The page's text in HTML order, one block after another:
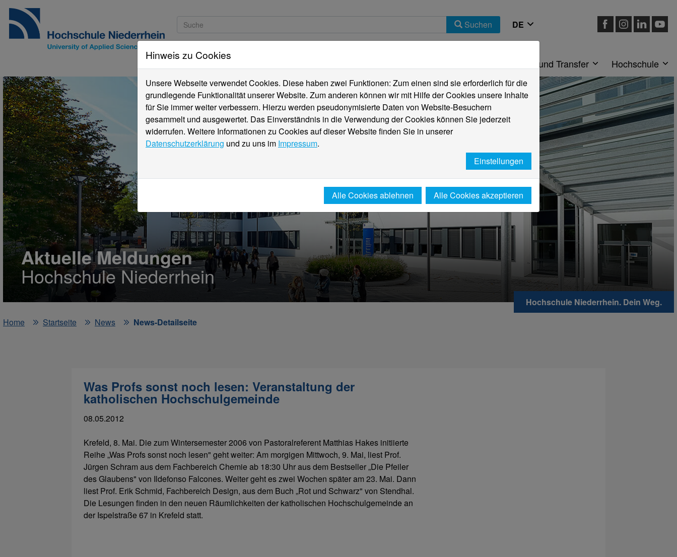
Suchen
Studieninteressierte Forschung und Transfer Hochschule
Aktuelle Meldungen
Hochschule Niederrhein
Hochschule Niederrhein. Dein Weg.
Home
Startseite News News-Detailseite
Was Profs sonst noch lesen: Veranstaltung der
katholischen Hochschulgemeinde
08.05.2012
Krefeld, 8. Mai. Die zum Wintersemester 2006 von Pastoralreferent Matthias Hakes initiierte
Reihe „Was Profs sonst noch lesen" geht weiter: Am morgigen Mittwoch, 9. Mai, liest Prof.
Jürgen Schram aus dem Fachbereich Chemie ab 18:30 Uhr aus dem Bestseller „Die Pfeiler
des Glaubens" von Ildefonso Falcones. Weiter geht es zwei Wochen später am 23. Mai. Dann
liest Prof. Erik Schmid, Fachbereich Design, aus dem Buch „Rot und Schwarz" von Stendhal.
Die Lesungen finden in den neuen Räumlichkeiten der katholischen Hochschulgemeinde an
der Ispelstraße 67 in Krefeld statt.
Hinweis zu Cookies
Unsere Webseite verwendet Cookies. Diese haben zwei Funktionen: Zum einen sind sie erforderlich für die
grundlegende Funktionalität unserer Website. Zum anderen können wir mit Hilfe der Cookies unsere Inhalte
für Sie immer weiter verbessern. Hierzu werden pseudonymisierte Daten von Website-Besuchern
gesammelt und ausgewertet. Das Einverständnis in die Verwendung der Cookies können Sie jederzeit
widerrufen. Weitere Informationen zu Cookies auf dieser Website finden Sie in unserer
Datenschutzerklärung und zu uns im Impressum.
Einstellungen
Alle Cookies ablehnen Alle Cookies akzeptieren